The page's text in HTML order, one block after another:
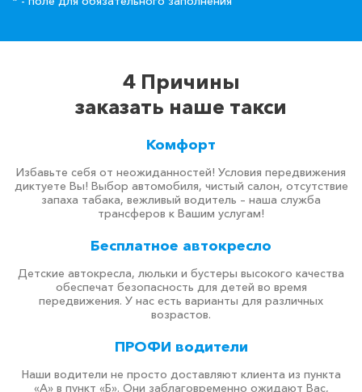
4 Причины
заказать наше такси
Комфорт
Избавьте себя от неожиданностей! Условия передвижения
диктуете Вы! Выбор автомобиля, чистый салон, отсутствие
запаха табака, вежливый водитель – наша служба
трансферов к Вашим услугам!
Бесплатное автокресло
Детские автокресла, люльки и бустеры высокого качества
обеспечат безопасность для детей во время
передвижения. У нас есть варианты для различных
возрастов.
ПРОФИ водители
Наши водители не просто доставляют клиента из пункта
«А» в пункт «Б». Они заблаговременно ожидают Вас,